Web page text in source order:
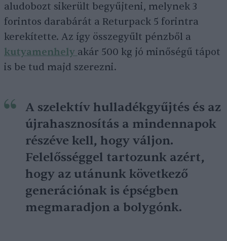
aludobozt sikerült begyűjteni, melynek 3
forintos darabárát a Returpack 5 forintra
kerekítette. Az így összegyűlt pénzből a
kutyamenhely akár 500 kg jó minőségű tápot
is be tud majd szerezni.
A szelektív hulladékgyűjtés és az
újrahasznosítás a mindennapok
részéve kell, hogy váljon.
Felelősséggel tartozunk azért,
hogy az utánunk következő
generációnak is épségben
megmaradjon a bolygónk.